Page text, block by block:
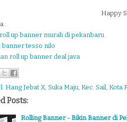
Happy
:
up banner murah di pekanbaru
banner tesso nilo
roll up banner deal java
Hang Jebat X, Suka Maju, Kec. Sail,
Posts:
Rolling Banner - Bikin Banner di